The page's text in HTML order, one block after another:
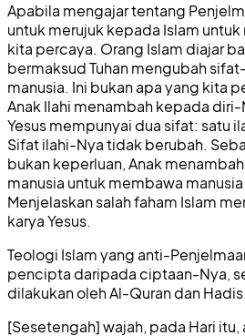
Apabila mengajar tentang
untuk merujuk kepada Islam
kita percaya. Orang Islam diajar
bermaksud Tuhan mengubah
manusia. Ini bukan apa yang kita
Anak Ilahi menambah kepada diri-
Yesus mempunyai dua sifat: satu
Sifat ilahi-Nya tidak berubah.
bukan keperluan, Anak
manusia untuk membawa
Menjelaskan salah faham Islam
karya Yesus.
Teologi Islam yang anti-
pencipta daripada ciptaan-Nya,
dilakukan oleh Al-Quran dan Hadis.
[Sesetengah] wajah, pada Hari